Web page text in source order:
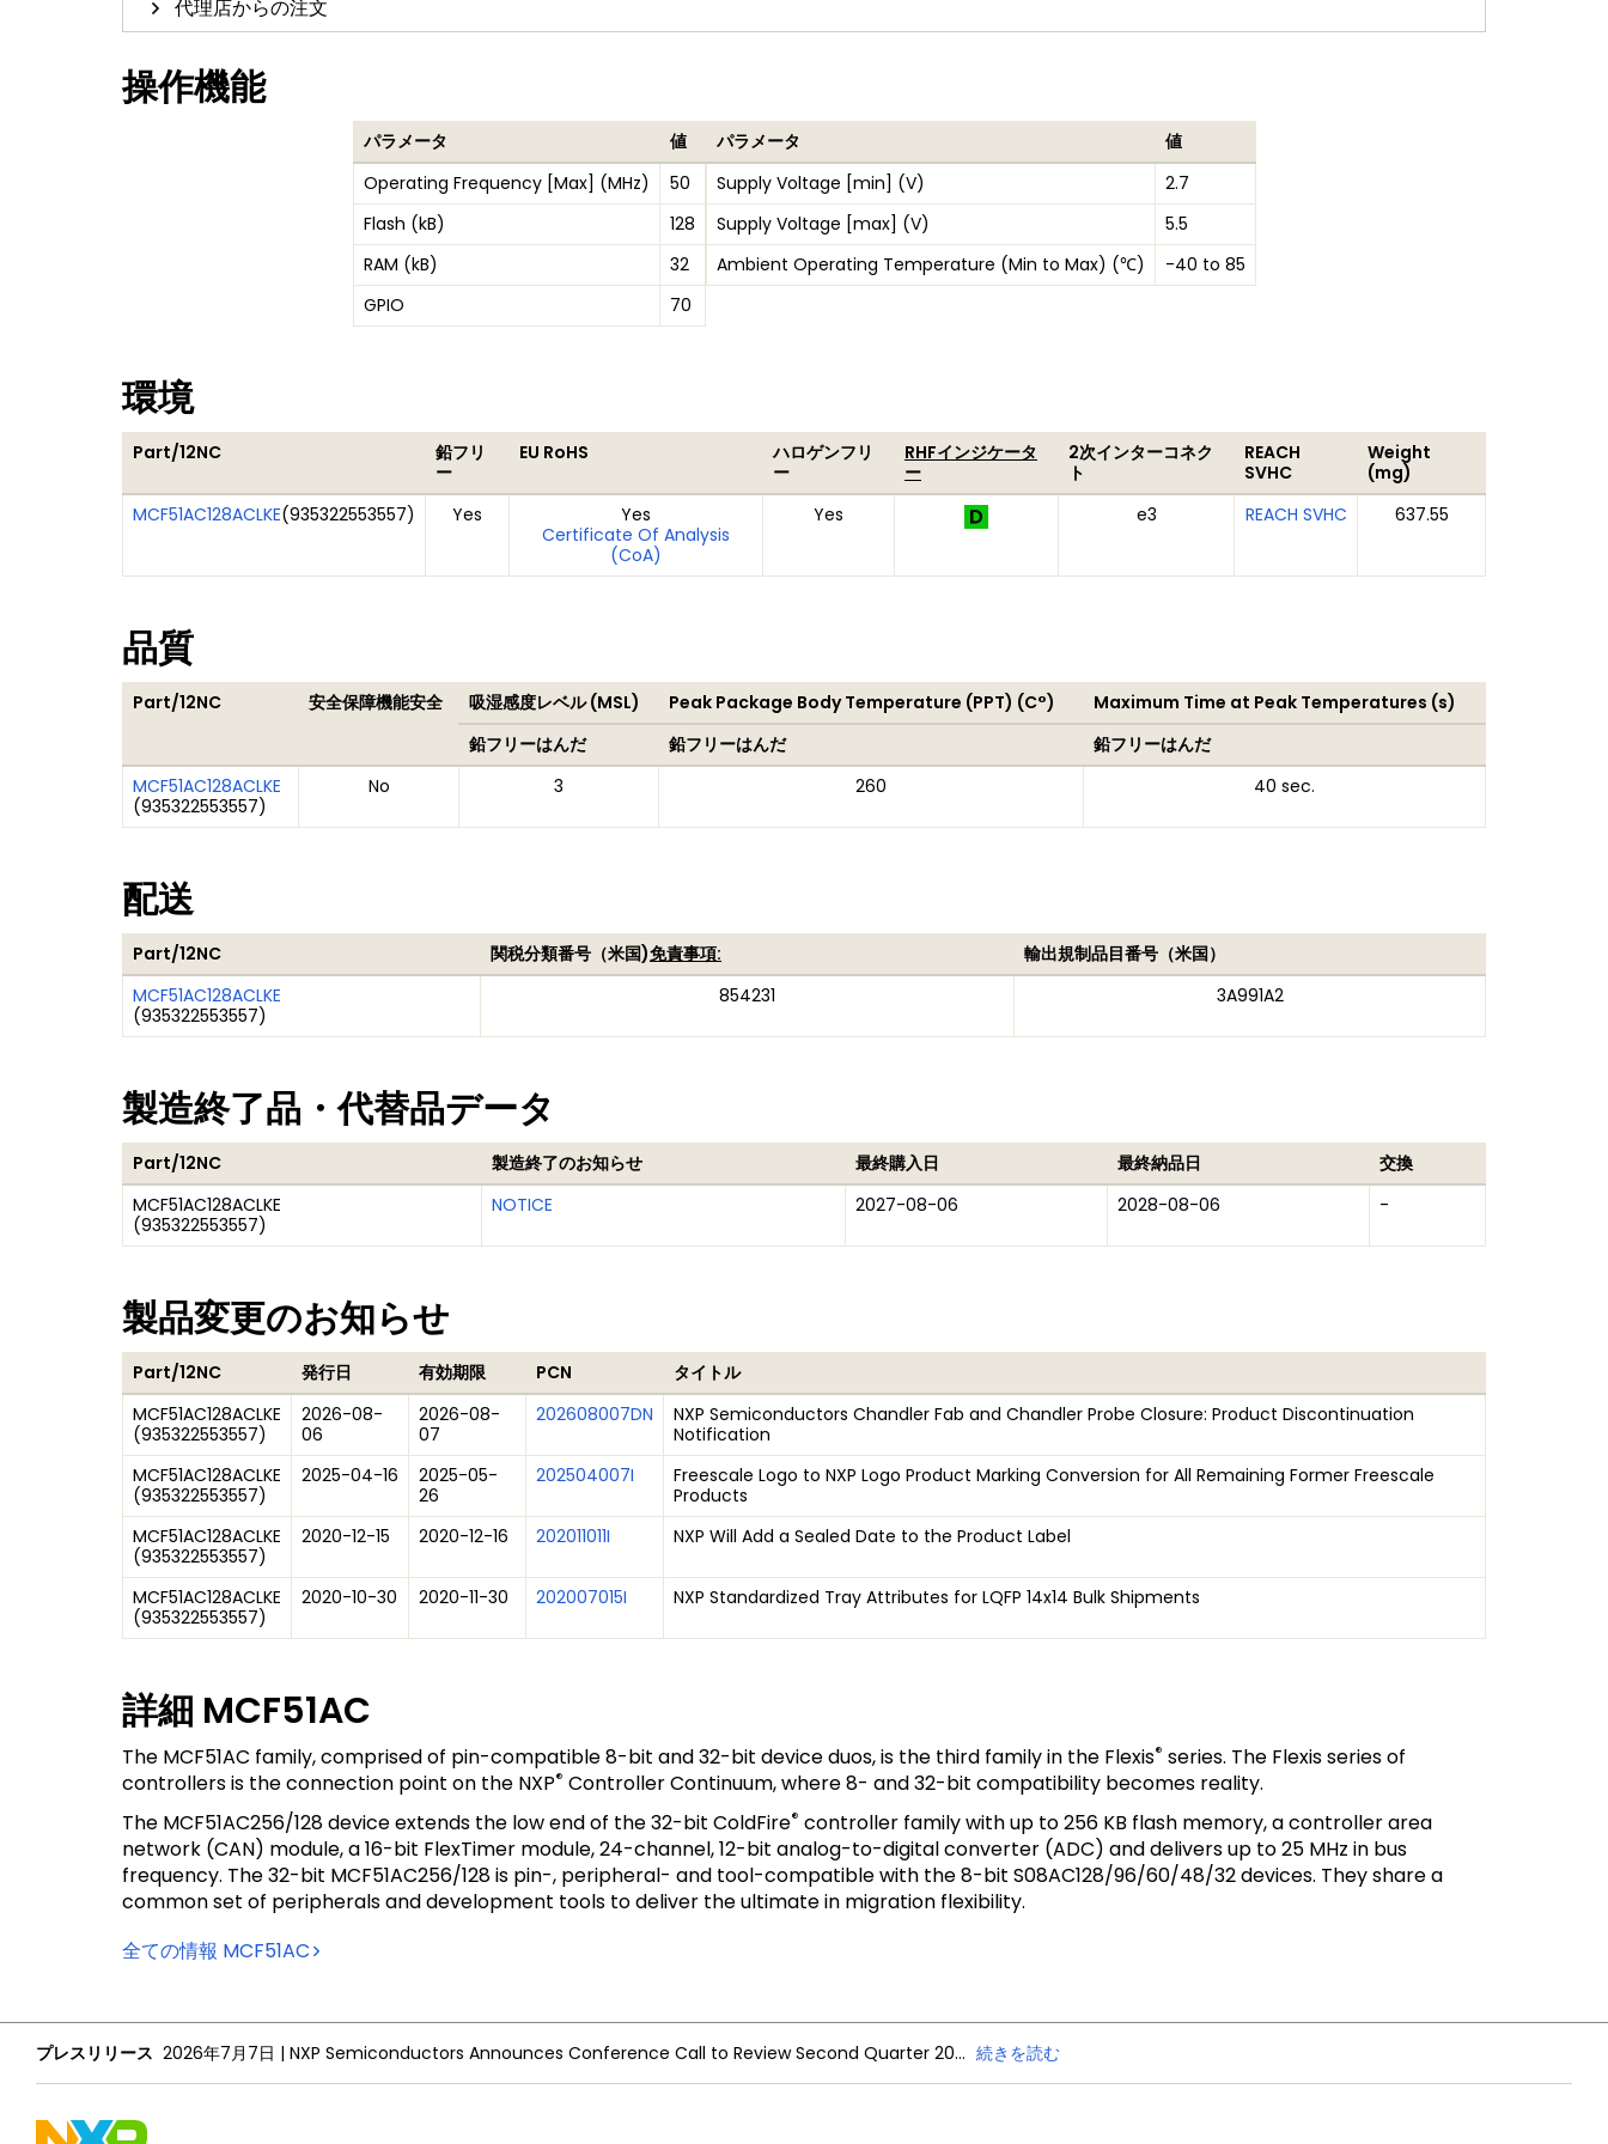
代理店からの注文
操作機能
パラメータ
値
Operating Frequency [Max] (MHz)
50
Flash (kB)
128
RAM (kB)
32
GPIO
70
パラメータ
値
Supply Voltage [min] (V)
2.7
Supply Voltage [max] (V)
5.5
Ambient Operating Temperature (Min to Max) (℃)
-40 to 85
環境
Part/12NC
鉛フリ
ー
EU RoHS
ハロゲンフリ
ー
RHFインジケータ
ー
2次インターコネク
ト
REACH
SVHC
Weight
(mg)
MCF51AC128ACLKE(935322553557) Yes
Yes
Certificate Of Analysis
(CoA)
Yes e3 REACH SVHC 637.55
品質
Part/12NC 安全保障機能安全 吸湿感度レベル (MSL) Peak Package Body Temperature (PPT) (C°)
Maximum Time at Peak Temperatures (s)
鉛フリーはんだ
鉛フリーはんだ
鉛フリーはんだ
MCF51AC128ACLKE
(935322553557)
No 3 260 40 sec.
配送
Part/12NC 関税分類番号（米国)免責事項:
輸出規制品目番号（米国）
MCF51AC128ACLKE
(935322553557)
854231 3A991A2
製造終了品・代替品データ
Part/12NC 製造終了のお知らせ 最終購入日 最終納品日
交換
MCF51AC128ACLKE
(935322553557)
NOTICE 2027-08-06 2028-08-06 -
製品変更のお知らせ
Part/12NC 発行日 有効期限 PCN
タイトル
MCF51AC128ACLKE
(935322553557)
2026-08-
06
2026-08-
07
202608007DN
NXP Semiconductors Chandler Fab and Chandler Probe Closure: Product Discontinuation
Notification
MCF51AC128ACLKE
(935322553557)
2025-04-16
2025-05-
26
202504007I
Freescale Logo to NXP Logo Product Marking Conversion for All Remaining Former Freescale
Products
MCF51AC128ACLKE
(935322553557)
2020-12-15 2020-12-16 202011011I NXP Will Add a Sealed Date to the Product Label
MCF51AC128ACLKE
(935322553557)
2020-10-30 2020-11-30 202007015I NXP Standardized Tray Attributes for LQFP 14x14 Bulk Shipments
詳細 MCF51AC
The MCF51AC family, comprised of pin-compatible 8-bit and 32-bit device duos, is the third family in the Flexis® series. The Flexis series of
controllers is the connection point on the NXP® Controller Continuum, where 8- and 32-bit compatibility becomes reality.
The MCF51AC256/128 device extends the low end of the 32-bit ColdFire® controller family with up to 256 KB flash memory, a controller area
network (CAN) module, a 16-bit FlexTimer module, 24-channel, 12-bit analog-to-digital converter (ADC) and delivers up to 25 MHz in bus
frequency. The 32-bit MCF51AC256/128 is pin-, peripheral- and tool-compatible with the 8-bit S08AC128/96/60/48/32 devices. They share a
common set of peripherals and development tools to deliver the ultimate in migration flexibility.
全ての情報 MCF51AC
プレスリリース 2026年7月7日 | NXP Semiconductors Announces Conference Call to Review Second Quarter 2026 Financial Results 続きを読む